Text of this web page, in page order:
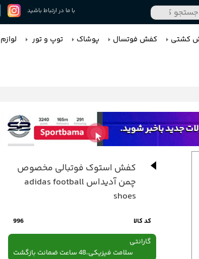
با ما در ارتباط باشید
کشتی کفش فوتسال پوشاک توپ و تور
کفش استوک فوتبالی مخصوص
چمن آدیداس adidas football
shoes
کد کالا 996
گارانتی
سلامت فیزیکی،48 ساعت ضمانت بازگشت